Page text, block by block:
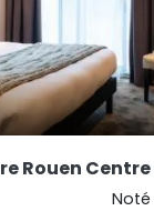
Rouen Centre
Noté